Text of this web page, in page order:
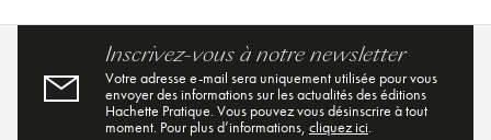
Inscrivez-vous à notre newsletter
Votre adresse e-mail sera uniquement utilisée pour vous
envoyer des informations sur les actualités des éditions
Hachette Pratique. Vous pouvez vous désinscrire à tout
moment. Pour plus d’informations, cliquez ici.